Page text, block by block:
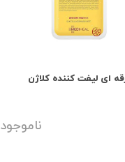
ای لیفت کننده کلاژن
ناموجود